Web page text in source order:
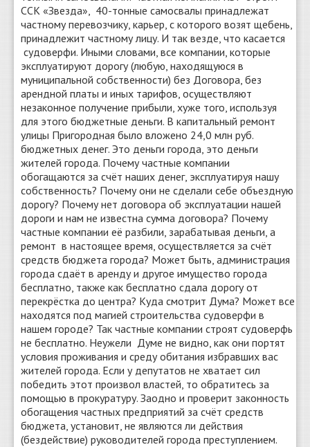
ССК «Звезда», 40-тонные самосвалы принадлежат
частному перевозчику, карьер, с которого возят щебень,
принадлежит частному лицу. И так везде, что касается
судоверфи. Иными словами, все компании, которые
эксплуатируют дорогу (любую, находящуюся в
муниципальной собственности) без Договора, без
арендной платы и иных тарифов, осуществляют
незаконное получение прибыли, хуже того, используя
для этого бюджетные деньги. В капитальный ремонт
улицы Пригородная было вложено 24,0 млн руб.
бюджетных денег. Это деньги города, это деньги
жителей города. Почему частные компании
обогащаются за счёт наших денег, эксплуатируя нашу
собственность? Почему они не сделали себе объездную
дорогу? Почему нет договора об эксплуатации нашей
дороги и нам не известна сумма договора? Почему
частные компании её разбили, зарабатывая деньги, а
ремонт в настоящее время, осуществляется за счёт
средств бюджета города? Может быть, администрация
города сдаёт в аренду и другое имущество города
бесплатно, также как бесплатно сдала дорогу от
перекрёстка до центра? Куда смотрит Дума? Может все
находятся под магией строительства судоверфи в
нашем городе? Так частные компании строят судоверфь
не бесплатно. Неужели Думе не видно, как они портят
условия проживания и среду обитания избравших вас
жителей города. Если у депутатов не хватает сил
победить этот произвол властей, то обратитесь за
помощью в прокуратуру. Заодно и проверит законность
обогащения частных предприятий за счёт средств
бюджета, установит, не являются ли действия
(бездействие) руководителей города преступлением.